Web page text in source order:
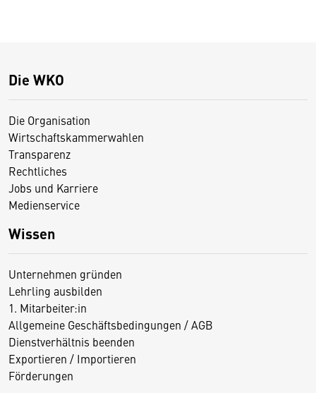
Die WKO
Die Organisation
Wirtschaftskammerwahlen
Transparenz
Rechtliches
Jobs und Karriere
Medienservice
Wissen
Unternehmen gründen
Lehrling ausbilden
1. Mitarbeiter:in
Allgemeine Geschäftsbedingungen / AGB
Dienstverhältnis beenden
Exportieren / Importieren
Förderungen